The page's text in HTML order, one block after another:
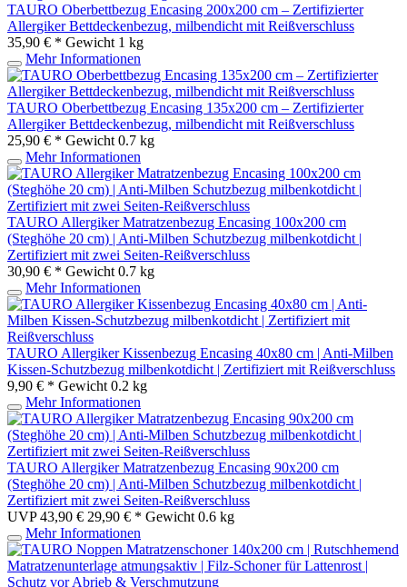
TAURO Oberbettbezug Encasing 200x200 cm – Zertifizierter
Allergiker Bettdeckenbezug, milbendicht mit Reißverschluss
35,90 € * Gewicht 1 kg
Mehr Informationen
TAURO Oberbettbezug Encasing 135x200 cm – Zertifizierter
Allergiker Bettdeckenbezug, milbendicht mit Reißverschluss
25,90 € * Gewicht 0.7 kg
Mehr Informationen
TAURO Allergiker Matratzenbezug Encasing 100x200 cm
(Steghöhe 20 cm) | Anti-Milben Schutzbezug milbenkotdicht |
Zertifiziert mit zwei Seiten-Reißverschluss
30,90 € * Gewicht 0.7 kg
Mehr Informationen
TAURO Allergiker Kissenbezug Encasing 40x80 cm | Anti-Milben
Kissen-Schutzbezug milbenkotdicht | Zertifiziert mit Reißverschluss
9,90 € * Gewicht 0.2 kg
Mehr Informationen
TAURO Allergiker Matratzenbezug Encasing 90x200 cm
(Steghöhe 20 cm) | Anti-Milben Schutzbezug milbenkotdicht |
Zertifiziert mit zwei Seiten-Reißverschluss
UVP 43,90 € 29,90 € * Gewicht 0.6 kg
Mehr Informationen